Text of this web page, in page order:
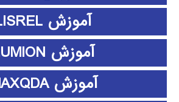
آموزش LISREL
آموزش LUMION
آموزش MAXQDA